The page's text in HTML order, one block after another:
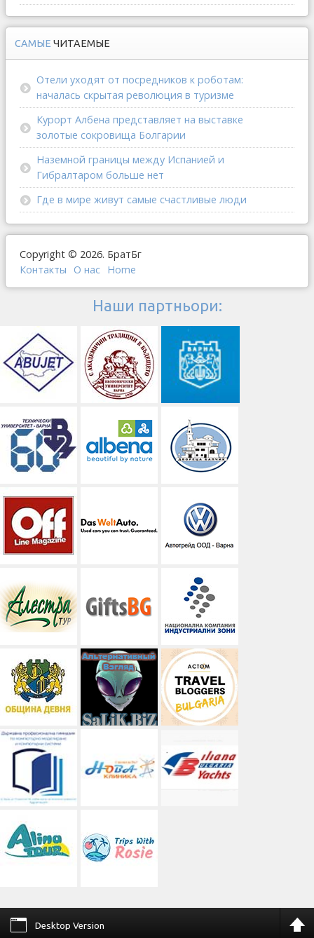
САМЫЕ ЧИТАЕМЫЕ
Отели уходят от посредников к роботам:
началась скрытая революция в туризме
Курорт Албена представляет на выставке
золотые сокровища Болгарии
Наземной границы между Испанией и
Гибралтаром больше нет
Где в мире живут самые счастливые люди
Copyright © 2026. БратБг
Контакты
О наc Home
Desktop Version
Наши партньори: